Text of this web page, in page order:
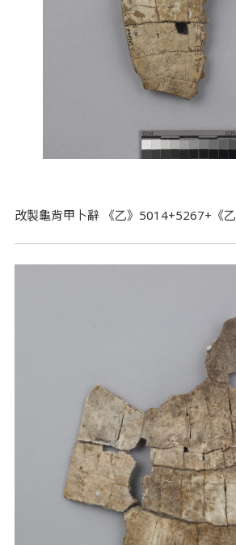
改製龜背甲卜辭 《乙》5014+5267+《